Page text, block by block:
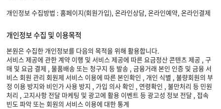
개인정보 수집방법 : 홈페이지(회원가입), 온라인상담, 온라인예약, 온라인결제
개인정보 수집 및 이용목적
본원은 수집한 개인정보를 다음의 목적을 위해 활용합니다.
서비스 제공에 관한 계약 이행 및 서비스 제공에 따른 요금정산 콘텐츠 제공 , 구
매 및 요금 결제 , 물품배송 또는 청구지 등 발송 , 금융거래 본인 인증 및 금융 서
비스 회원 관리 회원제 서비스 이용에 따른 본인확인 , 개인 식별 , 불량회원의 부
정 이용 방지와 비인가 사용 방지 , 가입 의사 확인 , 연령확인 , 불만처리 등 민원
처리 , 고지사항 전달 마케팅 및 광고에 활용 이벤트 등 광고성 정보 전달 , 접속
빈도 파악 또는 회원의 서비스 이용에 대한 통계